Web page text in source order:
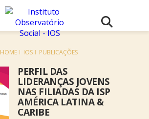
HOME IOS PUBLICAÇÕES
PERFIL DAS
LIDERANÇAS JOVENS
NAS FILIADAS DA ISP
AMÉRICA LATINA &
CARIBE